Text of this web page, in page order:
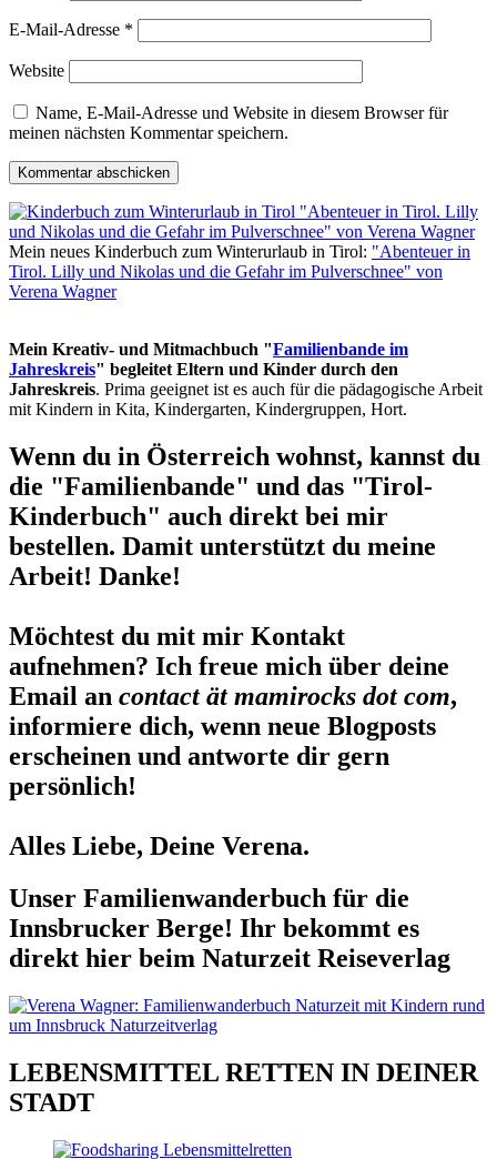
E-Mail-Adresse *
Website
Name, E-Mail-Adresse und Website in diesem Browser für
meinen nächsten Kommentar speichern.
Mein neues Kinderbuch zum Winterurlaub in Tirol: "Abenteuer in
Tirol. Lilly und Nikolas und die Gefahr im Pulverschnee" von
Verena Wagner
Mein Kreativ- und Mitmachbuch "Familienbande im
Jahreskreis" begleitet Eltern und Kinder durch den
Jahreskreis. Prima geeignet ist es auch für die pädagogische Arbeit
mit Kindern in Kita, Kindergarten, Kindergruppen, Hort.
Wenn du in Österreich wohnst, kannst du
die "Familienbande" und das "Tirol-
Kinderbuch" auch direkt bei mir
bestellen. Damit unterstützt du meine
Arbeit! Danke!
Möchtest du mit mir Kontakt
aufnehmen? Ich freue mich über deine
Email an contact ät mamirocks dot com,
informiere dich, wenn neue Blogposts
erscheinen und antworte dir gern
persönlich!
Alles Liebe, Deine Verena.
Unser Familienwanderbuch für die
Innsbrucker Berge! Ihr bekommt es
direkt hier beim Naturzeit Reiseverlag
LEBENSMITTEL RETTEN IN DEINER
STADT